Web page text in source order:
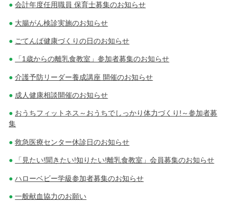
会計年度任用職員 保育士募集のお知らせ
大腸がん検診実施のお知らせ
ごてんば健康づくりの日のお知らせ
「1歳からの離乳食教室」参加者募集のお知らせ
介護予防リーダー養成講座 開催のお知らせ
成人健康相談開催のお知らせ
おうちフィットネス～おうちでしっかり体力づくり!～参加者募
集
救急医療センター休診日のお知らせ
「見たい!聞きたい!知りたい!離乳食教室」会員募集のお知らせ
ハローベビー学級参加者募集のお知らせ
一般献血協力のお願い